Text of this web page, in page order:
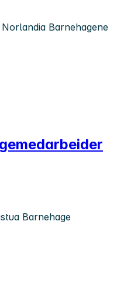
Barnehagene
Barnehage